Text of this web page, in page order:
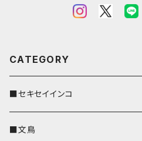
CATEGORY
■セキセイインコ
キーカバー
■文鳥